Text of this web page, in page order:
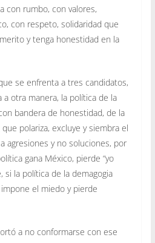
con rumbo, con valores,
con respeto, solidaridad que
y tenga honestidad en la
se enfrenta a tres candidatos,
otra manera, la política de la
bandera de honestidad, de la
polariza, excluye y siembra el
agresiones y no soluciones, por
gana México, pierde “yo
si la política de la demagogia
el miedo y pierde
a no conformarse con ese